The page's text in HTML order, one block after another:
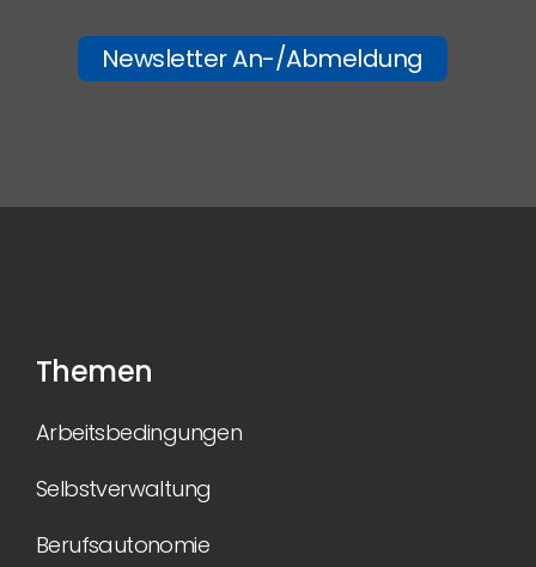
Newsletter An-/Abmeldung
Themen
Arbeitsbedingungen
Selbstverwaltung
Berufsautonomie